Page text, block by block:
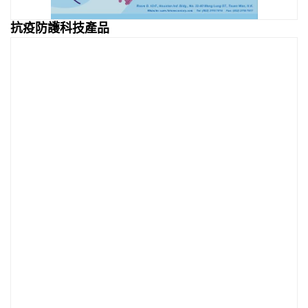
抗疫防護科技產品